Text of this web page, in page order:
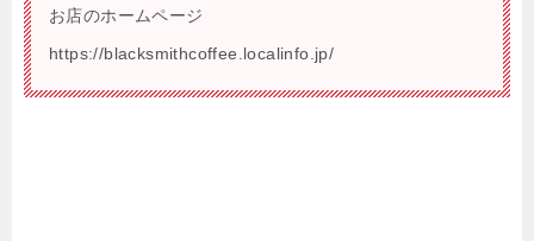
お店のホームページ
https://blacksmithcoffee.localinfo.jp/